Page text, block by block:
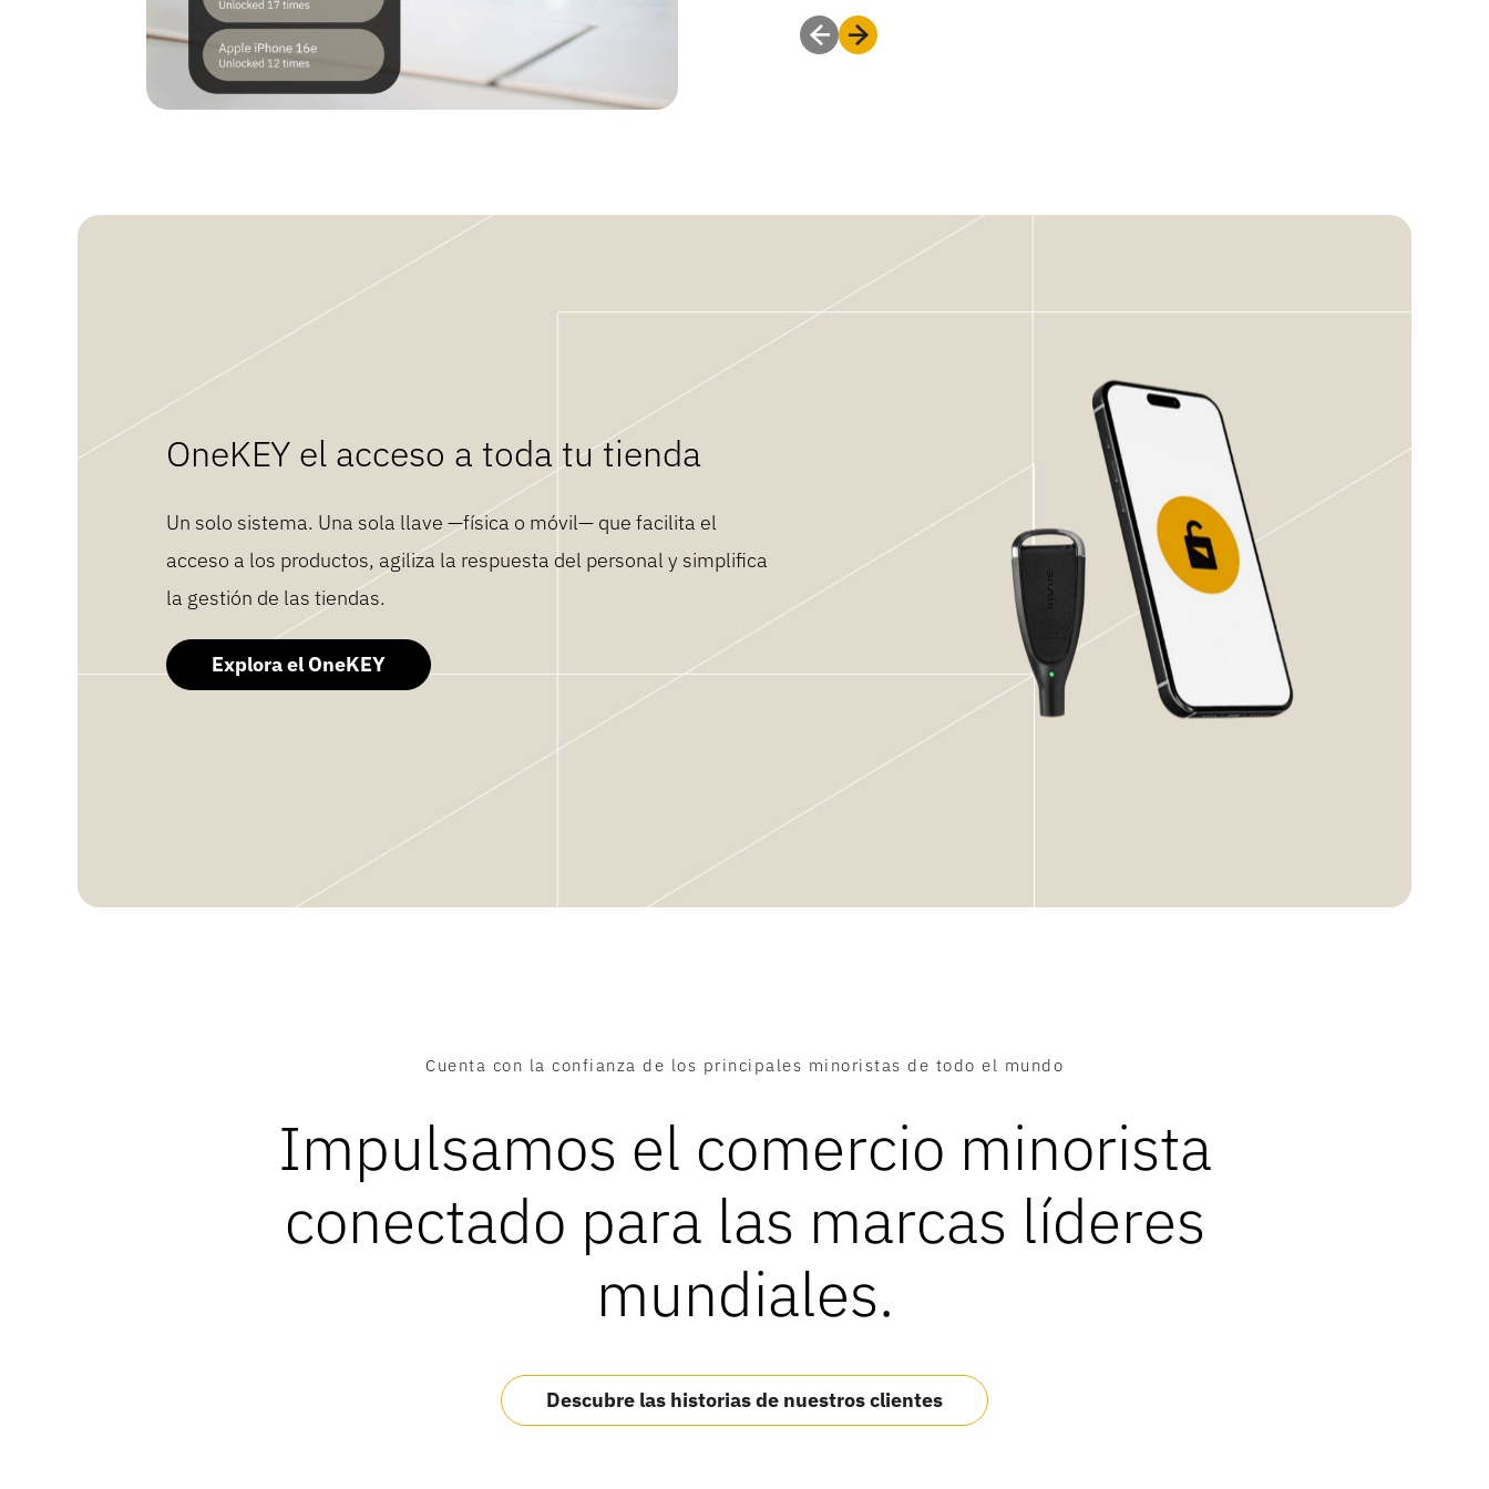
OneKEY el acceso a toda tu tienda
Un solo sistema. Una sola llave —física o móvil— que facilita el
acceso a los productos, agiliza la respuesta del personal y simplifica
la gestión de las tiendas.
Explora el OneKEY
Cuenta con la confianza de los principales minoristas de todo el mundo
Impulsamos el comercio minorista
conectado para las marcas líderes
mundiales.
Descubre las historias de nuestros clientes